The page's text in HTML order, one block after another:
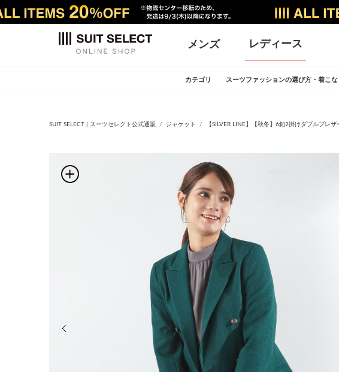
メンズ レディース
カテゴリ スーツファッションの選び方・着こ
SUIT SELECT | スーツセレクト公式通販 ジャケット 【SILVER LINE】【秋冬】6釦2掛けダブルブレ